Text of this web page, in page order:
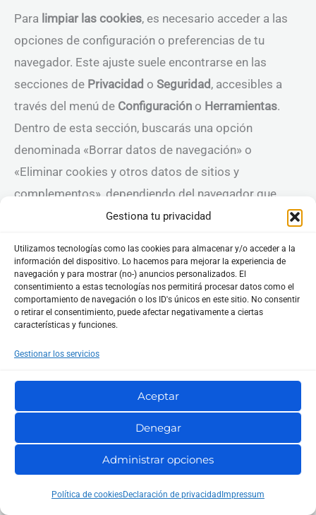
Gestiona tu privacidad
Utilizamos tecnologías como las cookies para almacenar y/o acceder a la
información del dispositivo. Lo hacemos para mejorar la experiencia de
navegación y para mostrar (no-) anuncios personalizados. El
consentimiento a estas tecnologías nos permitirá procesar datos como el
comportamiento de navegación o los ID's únicos en este sitio. No consentir
o retirar el consentimiento, puede afectar negativamente a ciertas
características y funciones.
Gestionar los servicios
Aceptar
Denegar
Administrar opciones
Política de cookiesDeclaración de privacidad Impressum
Para limpiar las cookies, es necesario acceder a las
opciones de configuración o preferencias de tu
navegador. Este ajuste suele encontrarse en las
secciones de Privacidad o Seguridad, accesibles a
través del menú de Configuración o Herramientas.
Dentro de esta sección, buscarás una opción
denominada «Borrar datos de navegación» o
«Eliminar cookies y otros datos de sitios y
complementos», dependiendo del navegador que
Al realizar este proceso, es posible que se te presente
la opción de seleccionar un rango de tiempo para el
cual deseas eliminar las cookies, como «última hora»,
«último día», «última semana» o «desde siempre».
recomendable si estás intentando solucionar
problemas persistentes como elError 500.
Es importante tener en cuenta que al limpiar las
cookies, se cerrarán las sesiones iniciadas en varios
sitios web, y podrías perder algunas preferencias